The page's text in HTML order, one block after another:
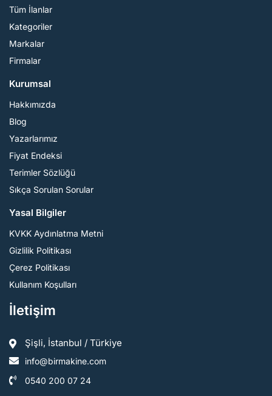
Tüm İlanlar
Kategoriler
Markalar
Firmalar
Kurumsal
Hakkımızda
Blog
Yazarlarımız
Fiyat Endeksi
Terimler Sözlüğü
Sıkça Sorulan Sorular
Yasal Bilgiler
KVKK Aydınlatma Metni
Gizlilik Politikası
Çerez Politikası
Kullanım Koşulları
İletişim
Şişli, İstanbul / Türkiye
info@birmakine.com
0540 200 07 24